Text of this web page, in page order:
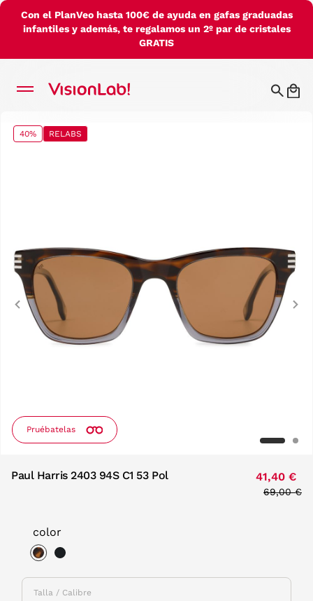
Con el PlanVeo hasta 100€ de ayuda en gafas graduadas
infantiles y además, te regalamos un 2º par de cristales
GRATIS
40% RELABS
Pruébatelas
Previous
Paul Harris 2403 94S C1 53 Pol 41,40 €
Price
69,00 €
color
Talla / Calibre